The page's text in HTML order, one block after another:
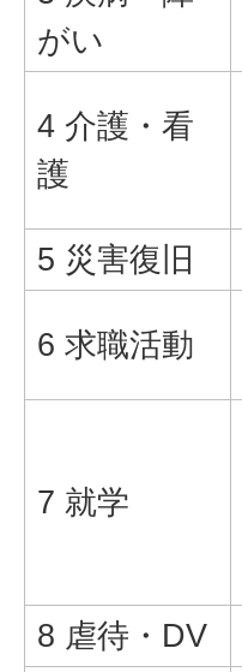
がい
4 介護・看
護
5 災害復旧
6 求職活動
7 就学
8 虐待・DV